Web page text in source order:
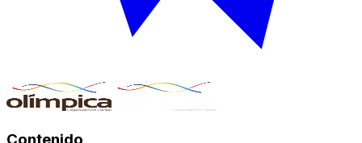
Contenido